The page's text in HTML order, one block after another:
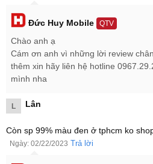
Đức Huy Mobile QTV
Chào anh ạ
Cám ơn anh vì những lời review
thêm xin hãy liên hệ hotline
mình nha
L Lân
Còn sp 99% màu đen ở tphcm ko
Ngày: 02/22/2023 Trả lời